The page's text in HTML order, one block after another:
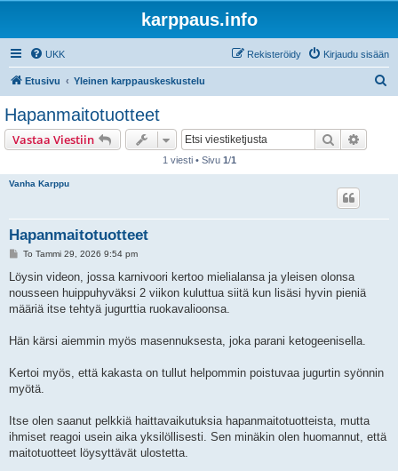
karppaus.info
UKK Kirjaudu sisään
Rekisteröidy
Etusivu Yleinen karppauskeskustelu
Hapanmaitotuotteet
Vastaa Viestiin Etsi
1 viesti • Sivu 1/1
Vanha Karppu
Hapanmaitotuotteet
V
e
s
t
i
To Tammi 29, 2026 9:54 pm
Löysin videon, jossa karnivoori kertoo mielialansa ja yleisen olonsa
nousseen huippuhyväksi 2 viikon kuluttua siitä kun lisäsi hyvin pieniä
määriä itse tehtyä jugurttia ruokavalioonsa.
Hän kärsi aiemmin myös masennuksesta, joka parani ketogeenisella.
Kertoi myös, että kakasta on tullut helpommin poistuvaa jugurtin syönnin
myötä.
Itse olen saanut pelkkiä haittavaikutuksia hapanmaitotuotteista, mutta
ihmiset reagoi usein aika yksilöllisesti. Sen minäkin olen huomannut, että
maitotuotteet löysyttävät ulostetta.